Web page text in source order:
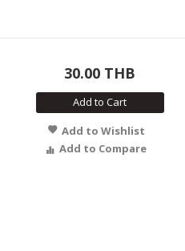
30.00 THB
Add to Cart
Add to Wishlist
Add to Compare